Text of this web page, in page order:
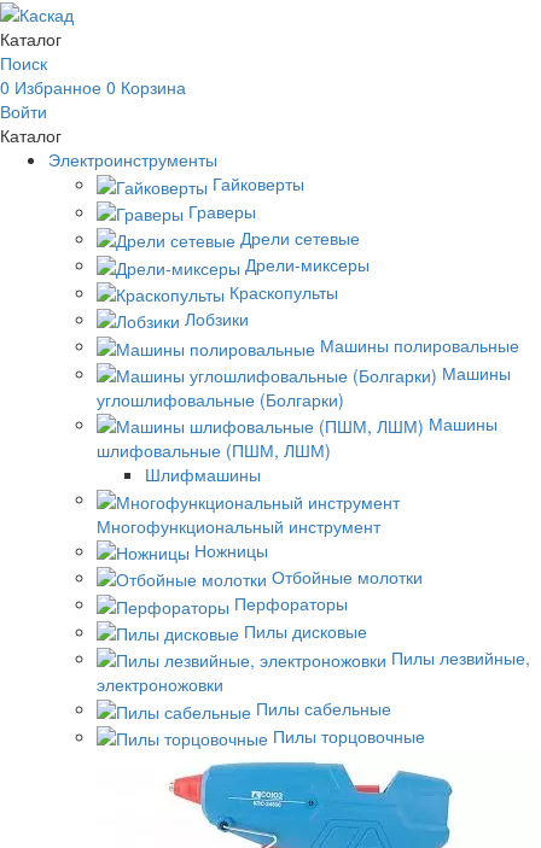
Каталог
Поиск
0 Избранное 0 Корзина
Войти
Каталог
Электроинструменты
Гайковерты
Граверы
Дрели сетевые
Дрели-миксеры
Краскопульты
Лобзики
Машины полировальные
Машины
углошлифовальные (Болгарки)
Машины
шлифовальные (ПШМ, ЛШМ)
Шлифмашины
Многофункциональный инструмент
Ножницы
Отбойные молотки
Перфораторы
Пилы дисковые
Пилы лезвийные,
электроножовки
Пилы сабельные
Пилы торцовочные